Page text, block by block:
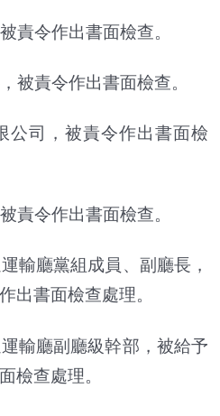
責令作出書面檢查。
被責令作出書面檢查。
司，被責令作出書面檢
責令作出書面檢查。
輸廳黨組成員、副廳長，
出書面檢查處理。
輸廳副廳級幹部，被給予
檢查處理。